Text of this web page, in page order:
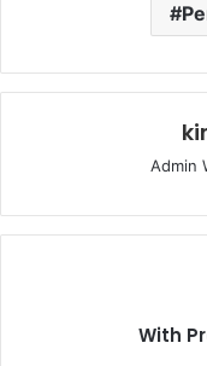
Admin
With